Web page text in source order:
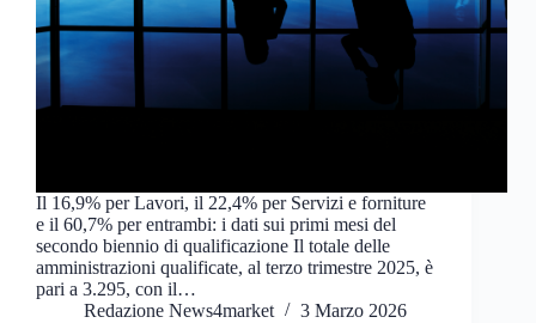
Il 16,9% per Lavori, il 22,4% per Servizi e forniture
e il 60,7% per entrambi: i dati sui primi mesi del
secondo biennio di qualificazione Il totale delle
amministrazioni qualificate, al terzo trimestre 2025, è
pari a 3.295, con il…
Redazione News4market
3 Marzo 2026